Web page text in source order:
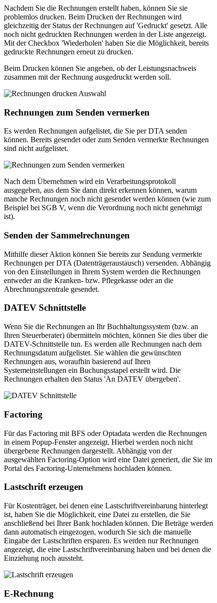
Nachdem Sie die Rechnungen erstellt haben, können Sie sie
problemlos drucken. Beim Drucken der Rechnungen wird
gleichzeitig der Status der Rechnungen auf 'Gedruckt' gesetzt. Alle
noch nicht gedruckten Rechnungen werden in der Liste angezeigt.
Mit der Checkbox 'Wiederholen' haben Sie die Möglichkeit, bereits
gedruckte Rechnungen erneut zu drucken.
Beim Drucken können Sie angeben, ob der Leistungsnachweis
zusammen mit der Rechnung ausgedruckt werden soll.
Rechnungen zum Senden vermerken
Es werden Rechnungen aufgelistet, die Sie per DTA senden
können. Bereits gesendet oder zum Senden vermerkte Rechnungen
sind nicht aufgelistet.
Nach dem Übernehmen wird ein Verarbeitungsprotokoll
ausgegeben, aus dem Sie dann direkt erkennen können, warum
manche Rechnungen noch nicht gesendet werden können (wie zum
Beispiel bei SGB V, wenn die Verordnung noch nicht genehmigt
ist).
Senden der Sammelrechnungen
Mithilfe dieser Aktion können Sie bereits zur Sendung vermerkte
Rechnungen per DTA (Datenträgeraustausch) versenden. Abhängig
von den Einstellungen in Ihrem System werden die Rechnungen
entweder an die Kranken- bzw. Pflegekasse oder an die
Abrechnungszentrale gesendet.
DATEV Schnittstelle
Wenn Sie die Rechnungen an Ihr Buchhaltungssystem (bzw. an
Ihren Steuerberater) übermitteln möchten, können Sie dies über die
DATEV-Schnittstelle tun. Es werden alle Rechnungen nach dem
Rechnungsdatum aufgelistet. Sie wählen die gewünschten
Rechnungen aus, woraufhin basierend auf Ihren
Systemeinstellungen ein Buchungsstapel erstellt wird. Die
Rechnungen erhalten den Status 'An DATEV übergeben'.
Factoring
Für das Factoring mit BFS oder Optadata werden die Rechnungen
in einem Popup-Fenster angezeigt. Hierbei werden noch nicht
übergebene Rechnungen dargestellt. Abhängig von der
ausgewählten Factoring-Option wird eine Datei generiert, die Sie im
Portal des Factoring-Unternehmens hochladen können.
Lastschrift erzeugen
Für Kostenträger, bei denen eine Lastschriftvereinbarung hinterlegt
ist, haben Sie die Möglichkeit, eine Datei zu erstellen, die Sie
anschließend bei Ihrer Bank hochladen können. Die Beträge werden
dann automatisch eingezogen, wodurch Sie sich die manuelle
Eingabe der Lastschriften ersparen. Es werden nur Rechnungen
angezeigt, die eine Lastschriftvereinbarung haben und bei denen die
Einziehung noch aussteht.
E-Rechnung